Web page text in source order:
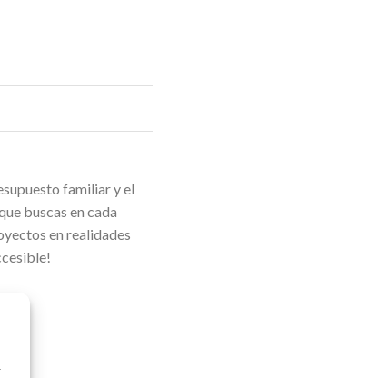
familiar y el
buscas en cada
en realidades